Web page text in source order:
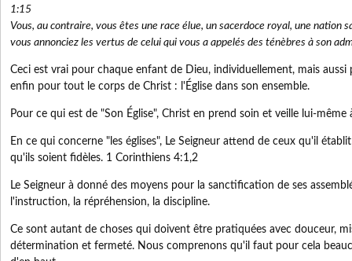
1:15
Vous, au contraire, vous êtes une race élue, un sacerdoce royal, une nation
vous annonciez les vertus de celui qui vous a appelés des ténèbres à son
Ceci est vrai pour chaque enfant de Dieu, individuellement, mais aussi
enfin pour tout le corps de Christ : l'Église dans son ensemble.
Pour ce qui est de "Son Église", Christ en prend soin et veille lui-même
En ce qui concerne "les églises", Le Seigneur attend de ceux qu'il
qu'ils soient fidèles. 1 Corinthiens 4:1,2
Le Seigneur à donné des moyens pour la sanctification de ses
l'instruction, la répréhension, la discipline.
Ce sont autant de choses qui doivent être pratiquées avec douceur,
détermination et fermeté. Nous comprenons qu'il faut pour cela